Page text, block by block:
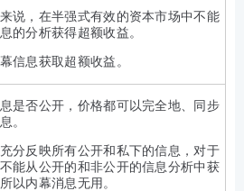
说，在半强式有效的资本市场中不能
的分析获得超额收益。
信息获取超额收益。
是否公开，价格都可以完全地、同步
。
分反映所有公开和私下的信息，对于
能从公开的和非公开的信息分析中获
以内幕消息无用。